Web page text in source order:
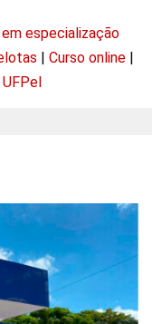
especialização
Curso online
UFPel